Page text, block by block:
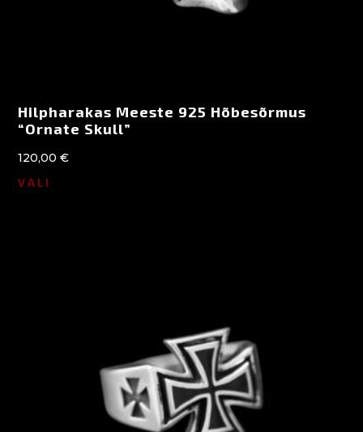
Hilpharakas Meeste 925 Hõbesõrmus
“Ornate Skull”
120,00€
VALI